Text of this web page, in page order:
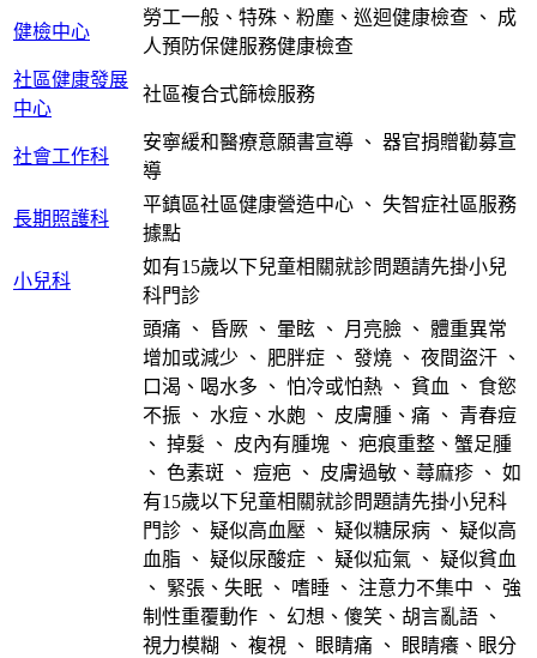
健檢中心
勞工一般、特殊、粉塵、巡迴健康檢查 、 成
人預防保健服務健康檢查
社區健康發展
中心
社區複合式篩檢服務
社會工作科
安寧緩和醫療意願書宣導 、 器官捐贈勸募宣
導
長期照護科
平鎮區社區健康營造中心 、 失智症社區服務
據點
小兒科
如有15歲以下兒童相關就診問題請先掛小兒
科門診
頭痛 、 昏厥 、 暈眩 、 月亮臉 、 體重異常
增加或減少 、 肥胖症 、 發燒 、 夜間盜汗 、
口渴、喝水多 、 怕冷或怕熱 、 貧血 、 食慾
不振 、 水痘、水皰 、 皮膚腫、痛 、 青春痘
、 掉髮 、 皮內有腫塊 、 疤痕重整、蟹足腫
、 色素斑 、 痘疤 、 皮膚過敏、蕁麻疹 、 如
有15歲以下兒童相關就診問題請先掛小兒科
門診 、 疑似高血壓 、 疑似糖尿病 、 疑似高
血脂 、 疑似尿酸症 、 疑似疝氣 、 疑似貧血
、 緊張、失眠 、 嗜睡 、 注意力不集中 、 強
制性重覆動作 、 幻想、傻笑、胡言亂語 、
視力模糊
、 複視 、 眼睛痛 、
眼睛癢、眼分